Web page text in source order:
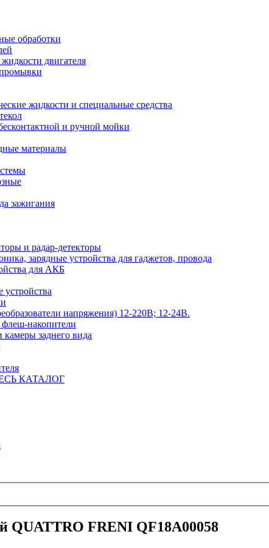
обработки
двигателя
жидкости и специальные средства
и ручной мойки
материалы
зажигания
и радар-детекторы
зарядные устройства для гаджетов, провода
для АКБ
устройства
напряжения) 12-220В; 12-24В.
накопители
заднего вида
КАТАЛОГ
QUATTRO FRENI QF18A00058